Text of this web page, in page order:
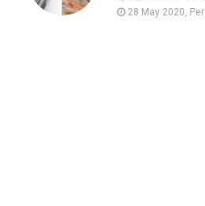
28 May 2020, Per